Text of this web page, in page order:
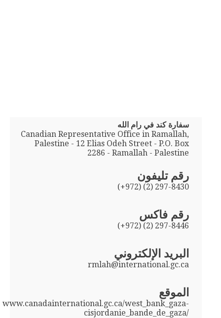
سفارة كند في رام الله
Canadian Representative Office in Ramallah,
Palestine - 12 Elias Odeh Street - P.O. Box
2286 - Ramallah - Palestine
رقم تليفون
(+972) (2) 297-8430
رقم فاكس
(+972) (2) 297-8446
البريد الإلكتروني
rmlah@international.gc.ca
الموقع
www.canadainternational.gc.ca/west_bank_gaza-
cisjordanie_bande_de_gaza/